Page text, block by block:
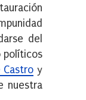
del
políticos
Castro y
nuestra